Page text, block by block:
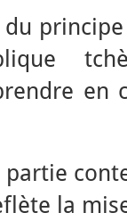
en
partie
la